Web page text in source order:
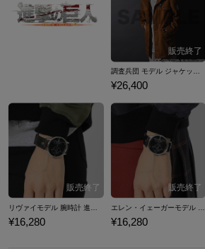
調査兵団 モデル ジャケット 進撃の巨人
¥26,400
¥16,280 ¥16,280